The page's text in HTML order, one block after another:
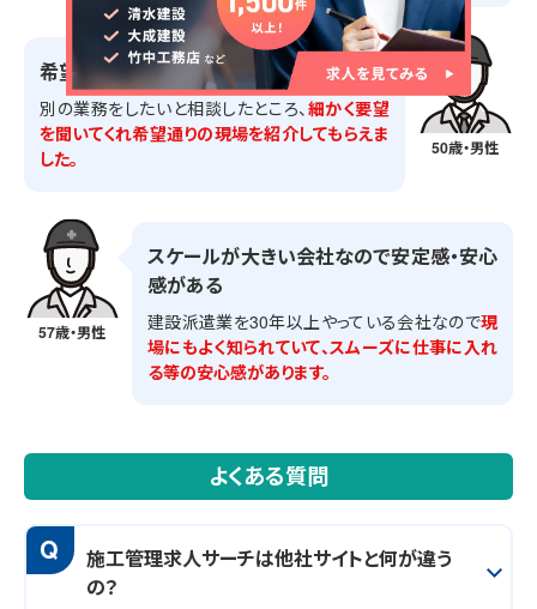
50歳・男性
希望条件に合った仕事を紹介してもらえた
別の業務をしたいと相談したところ、 細かく要望
を聞いてくれ希望通りの現場を紹介してもらえま
した。
57歳・男性
スケールが大きい会社なので安定感・安心
感がある
建設派遣業を30年以上やっている会社なので現
場にもよく知られていて、スムーズに仕事に入れ
る等の安心感があります。
よくある質問
Q
施工管理求人サーチは他社サイトと何が違う
の？